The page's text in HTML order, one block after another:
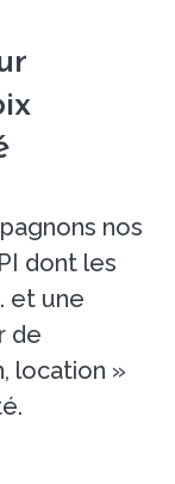
nos
dont les
et une
de
location »